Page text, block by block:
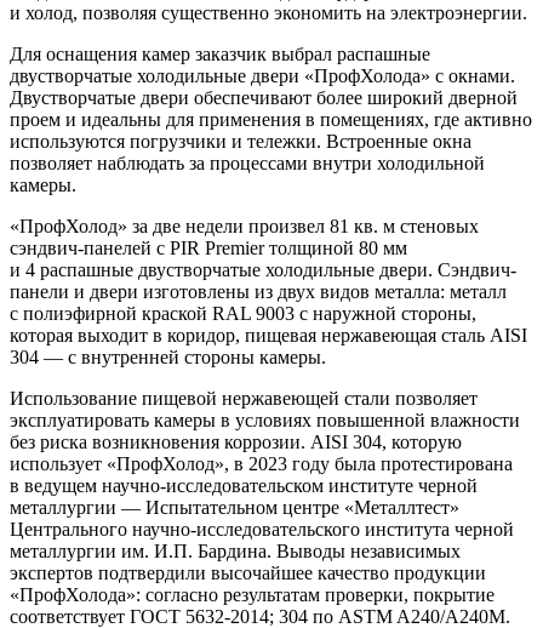
и холод, позволяя существенно экономить на электроэнергии.
Для оснащения камер заказчик выбрал распашные
двустворчатые холодильные двери «ПрофХолода» с окнами.
Двустворчатые двери обеспечивают более широкий дверной
проем и идеальны для применения в помещениях, где активно
используются погрузчики и тележки. Встроенные окна
позволяет наблюдать за процессами внутри холодильной
камеры.
«ПрофХолод» за две недели произвел 81 кв. м стеновых
сэндвич-панелей с PIR Premier толщиной 80 мм
и 4 распашные двустворчатые холодильные двери. Сэндвич-
панели и двери изготовлены из двух видов металла: металл
с полиэфирной краской RAL 9003 с наружной стороны,
которая выходит в коридор, пищевая нержавеющая сталь AISI
304 — c внутренней стороны камеры.
Использование пищевой нержавеющей стали позволяет
эксплуатировать камеры в условиях повышенной влажности
без риска возникновения коррозии. AISI 304, которую
использует «ПрофХолод», в 2023 году была протестирована
в ведущем научно-исследовательском институте черной
металлургии — Испытательном центре «Металлтест»
Центрального научно-исследовательского института черной
металлургии им. И.П. Бардина. Выводы независимых
экспертов подтвердили высочайшее качество продукции
«ПрофХолода»: согласно результатам проверки, покрытие
соответствует ГОСТ 5632-2014; 304 по ASTM A240/A240M.